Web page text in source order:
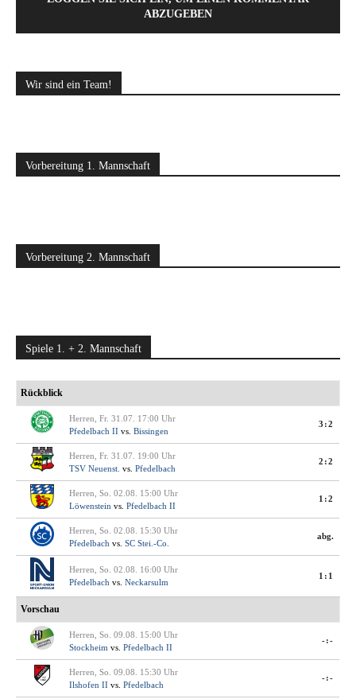
ABZUGEBEN
Wir sind ein Team!
Vorbereitung 1. Mannschaft
Vorbereitung 2. Mannschaft
Spiele 1. + 2. Mannschaft
Rückblick
Herren, Fr. 31.07. 17:00 Uhr
Pfedelbach II vs. Bissingen
3:2
Herren, Fr. 31.07. 19:00 Uhr
TSV Neuenst. vs. Pfedelbach
2:2
Herren, So. 02.08. 15:00 Uhr
Löwenstein vs. Pfedelbach II
1:2
Herren, So. 02.08. 15:30 Uhr
Pfedelbach vs. SC Stei.-Co.
abg.
Herren, So. 02.08. 16:00 Uhr
Pfedelbach vs. Neckarsulm
1:1
Vorschau
Herren, So. 09.08. 15:00 Uhr
Stockheim vs. Pfedelbach II
-:-
Herren, So. 09.08. 15:30 Uhr
Ilshofen II vs. Pfedelbach
-:-